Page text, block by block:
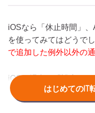
はじめてのIT
iOSなら「休止時間」、
を使ってみてはどうで
で追加した例外以外の
iOSの場合は「設定」
ます。Androidの場合、
から利用できます。